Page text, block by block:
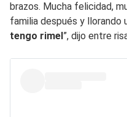
brazos. Mucha felicidad,
familia después y llorando
tengo rimel”, dijo entre